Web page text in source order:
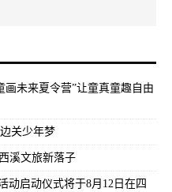
画未来夏令营”让童真童趣自由
关少年梦
溪文旅新落子
动启动仪式将于8月12日在四